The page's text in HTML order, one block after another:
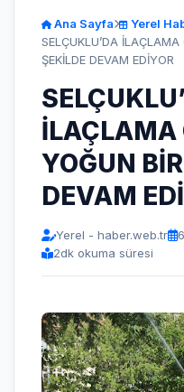
Ana Sayfa
Yerel
SELÇUKLU’DA
ŞEKİLDE DEVAM EDİYOR
İLAÇLAMA
YOĞUN
DEVAM
Yerel - haber.web.tr
2dk okuma süresi